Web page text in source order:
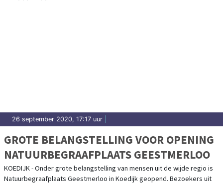
26 september 2020, 17:17 uur
GROTE BELANGSTELLING VOOR OPENING
NATUURBEGRAAFPLAATS GEESTMERLOO
KOEDIJK - Onder grote belangstelling van mensen uit de wijde regio is
Natuurbegraafplaats Geestmerloo in Koedijk geopend. Bezoekers uit